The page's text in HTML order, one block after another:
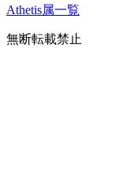
Athetis属一覧
無断転載禁止